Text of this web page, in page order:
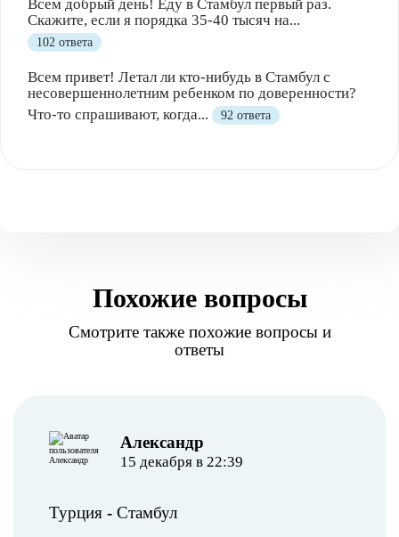
Всем добрый день! Еду в Стамбул первый раз.
Скажите, если я порядка 35-40 тысяч на...
102 ответа
Всем привет! Летал ли кто-нибудь в Стамбул с
несовершеннолетним ребенком по доверенности?
Что-то спрашивают, когда...
92 ответа
Похожие вопросы
Смотрите также похожие вопросы и
ответы
Александр
15 декабря в 22:39
Турция - Стамбул